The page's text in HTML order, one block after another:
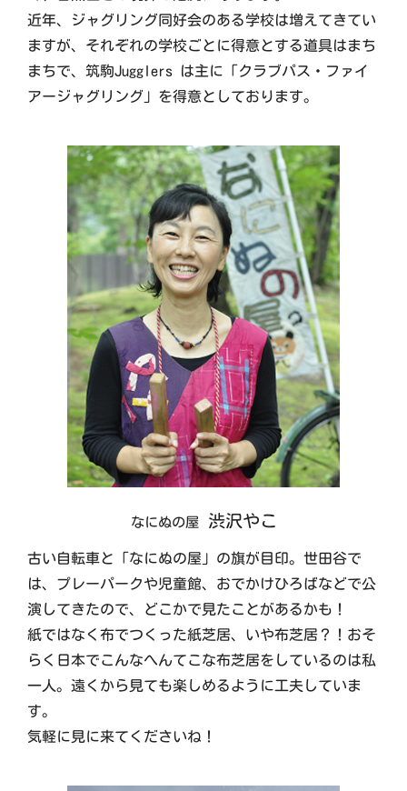
近年、ジャグリング同好会のある学校は増えてきてい
ますが、それぞれの学校ごとに得意とする道具はまち
まちで、筑駒Jugglers は主に「クラブパス・ファイ
アージャグリング」を得意としております。
なにぬの屋渋沢やこ
古い自転車と「なにぬの屋」の旗が目印。世田谷で
は、プレーパークや児童館、おでかけひろばなどで公
演してきたので、どこかで見たことがあるかも！
紙ではなく布でつくった紙芝居、いや布芝居？！おそ
らく日本でこんなへんてこな布芝居をしているのは私
一人。遠くから見ても楽しめるように工夫していま
す。
気軽に見に来てくださいね！